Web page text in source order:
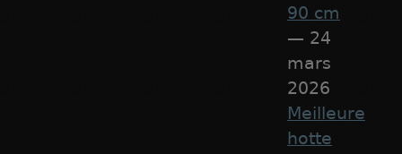
90 cm
— 24
mars
2026
Meilleure
hotte